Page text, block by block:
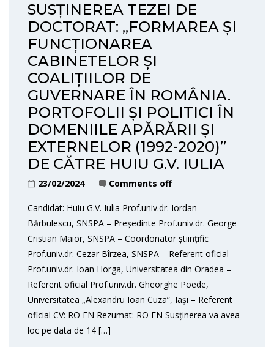
SUSȚINEREA TEZEI DE
DOCTORAT: „FORMAREA ȘI
FUNCȚIONAREA
CABINETELOR ȘI
COALIȚIILOR DE
GUVERNARE ÎN ROMÂNIA.
PORTOFOLII ȘI POLITICI ÎN
DOMENIILE APĂRĂRII ȘI
EXTERNELOR (1992-2020)”
DE CĂTRE HUIU G.V. IULIA
23/02/2024 Comments off
Candidat: Huiu G.V. Iulia Prof.univ.dr. Iordan
Bărbulescu, SNSPA – Președinte Prof.univ.dr. George
Cristian Maior, SNSPA – Coordonator științific
Prof.univ.dr. Cezar Bîrzea, SNSPA – Referent oficial
Prof.univ.dr. Ioan Horga, Universitatea din Oradea –
Referent oficial Prof.univ.dr. Gheorghe Poede,
Universitatea „Alexandru Ioan Cuza”, Iași – Referent
oficial CV: RO EN Rezumat: RO EN Susținerea va avea
loc pe data de 14 […]